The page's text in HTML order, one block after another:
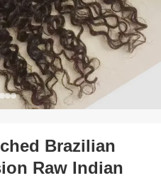
Brazilian
Raw Indian